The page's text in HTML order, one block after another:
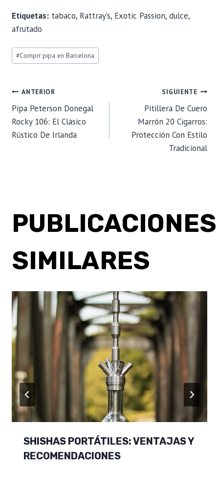
Etiquetas: tabaco, Rattray’s, Exotic Passion, dulce,
afrutado
Etiquetas
de
entrada:
#Comprr pipa en Barcelona
NAVEGACIÓN
DE
ENTRADAS
ANTERIOR
Pipa Peterson Donegal
Rocky 106: El Clásico
Rústico De Irlanda
SIGUIENTE
Pitillera De Cuero
Marrón 20 Cigarros:
Protección Con Estilo
Tradicional
PUBLICACIONES
SIMILARES
SHISHAS PORTÁTILES: VENTAJAS Y
RECOMENDACIONES